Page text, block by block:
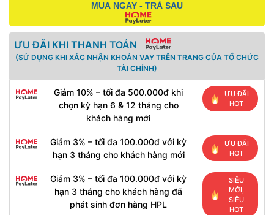
MUA NGAY - TRẢ SAU
ƯU ĐÃI KHI THANH TOÁN
(SỬ DỤNG KHI XÁC NHẬN KHOẢN VAY TRÊN TRANG CỦA TỔ CHỨC
TÀI CHÍNH)
Giảm 10% – tối đa 500.000đ khi
chọn kỳ hạn 6 & 12 tháng cho
khách hàng mới
ƯU ĐÃI
HOT
Giảm 3% – tối đa 100.000đ với kỳ
hạn 3 tháng cho khách hàng mới
ƯU ĐÃI
HOT
Giảm 3% – tối đa 100.000đ với kỳ
hạn 3 tháng cho khách hàng đã
phát sinh đơn hàng HPL
SIÊU
MỚI,
SIÊU
HOT